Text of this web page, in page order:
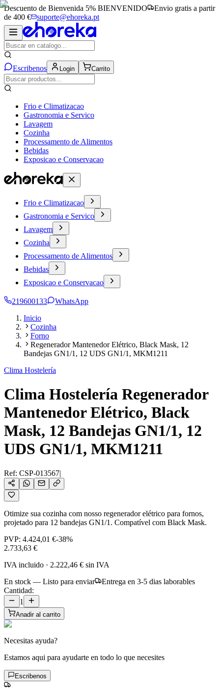
Descuento de Bienvenida 5% BIENVENIDO
Envio gratis a partir
de 400 €
suporte@ehoreka.pt
Escribenos Login Carrito
Frio e Climatizacao
Gastronomia e Servico
Lavagem
Cozinha
Processamento de Alimentos
Bebidas
Exposicao e Conservacao
Frio e Climatizacao
Gastronomia e Servico
Lavagem
Cozinha
Processamento de Alimentos
Bebidas
Exposicao e Conservacao
219600133
WhatsApp
Inicio
Cozinha
Forno
Regenerador Mantenedor Elétrico, Black Mask, 12
Bandejas GN1/1, 12 UDS GN1/1, MKM1211
Clima Hostelería
Clima Hostelería Regenerador
Mantenedor Elétrico, Black
Mask, 12 Bandejas GN1/1, 12
UDS GN1/1, MKM1211
Ref: CSP-013567|
Otimize sua cozinha com nosso regenerador elétrico para fornos,
projetado para 12 bandejas GN1/1. Compatível com Black Mask.
PVP: 4.424,01 €-38%
2.733,63 €
IVA incluido · 2.222,46 € sin IVA
En stock — Listo para enviar
Entrega en 3-5 dias laborables
Cantidad:
1
Anadir al carrito
Necesitas ayuda?
Estamos aqui para ayudarte en todo lo que necesites
Escribenos